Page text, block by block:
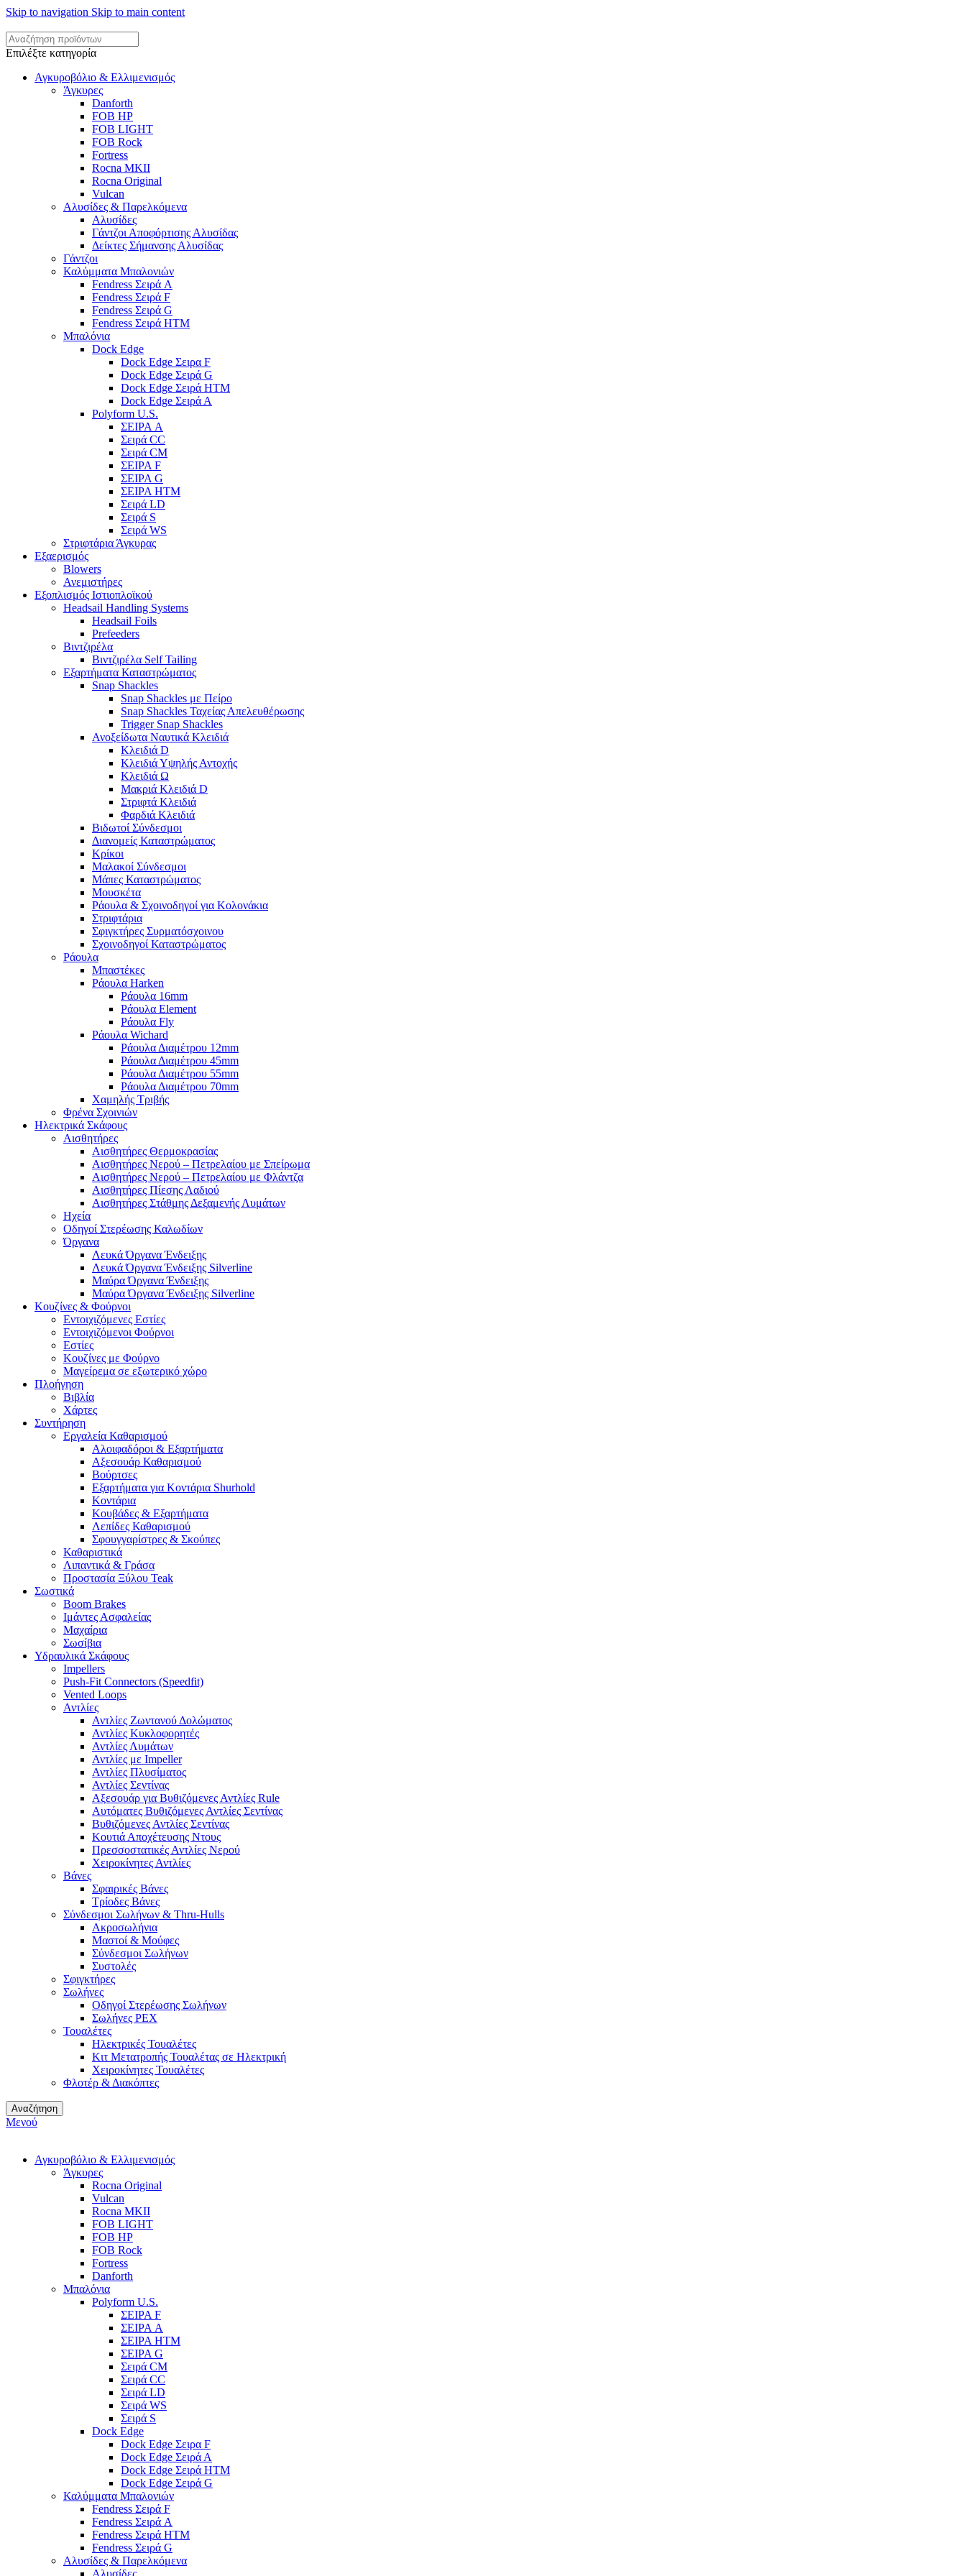
Skip to navigation Skip to main content
Επιλέξτε κατηγορία
Αγκυροβόλιο & Ελλιμενισμός
Άγκυρες
Danforth
FOB HP
FOB LIGHT
FOB Rock
Fortress
Rocna MKII
Rocna Original
Vulcan
Αλυσίδες & Παρελκόμενα
Αλυσίδες
Γάντζοι Αποφόρτισης Αλυσίδας
Δείκτες Σήμανσης Αλυσίδας
Γάντζοι
Καλύμματα Μπαλονιών
Fendress Σειρά A
Fendress Σειρά F
Fendress Σειρά G
Fendress Σειρά HTM
Μπαλόνια
Dock Edge
Dock Edge Σειρα F
Dock Edge Σειρά G
Dock Edge Σειρά HTM
Dock Edge Σειρά Α
Polyform U.S.
ΣΕΙΡΑ A
Σειρά CC
Σειρά CM
ΣΕΙΡΑ F
ΣΕΙΡΑ G
ΣΕΙΡΑ HTM
Σειρά LD
Σειρά S
Σειρά WS
Στριφτάρια Άγκυρας
Εξαερισμός
Blowers
Ανεμιστήρες
Εξοπλισμός Ιστιοπλοϊκού
Headsail Handling Systems
Headsail Foils
Prefeeders
Βιντζιρέλα
Βιντζιρέλα Self Tailing
Εξαρτήματα Καταστρώματος
Snap Shackles
Snap Shackles με Πείρο
Snap Shackles Ταχείας Απελευθέρωσης
Trigger Snap Shackles
Ανοξείδωτα Ναυτικά Κλειδιά
Κλειδιά D
Κλειδιά Υψηλής Αντοχής
Κλειδιά Ω
Μακριά Κλειδιά D
Στριφτά Κλειδιά
Φαρδιά Κλειδιά
Βιδωτοί Σύνδεσμοι
Διανομείς Καταστρώματος
Κρίκοι
Μαλακοί Σύνδεσμοι
Μάπες Καταστρώματος
Μουσκέτα
Ράουλα & Σχοινοδηγοί για Κολονάκια
Στριφτάρια
Σφιγκτήρες Συρματόσχοινου
Σχοινοδηγοί Καταστρώματος
Ράουλα
Μπαστέκες
Ράουλα Harken
Ράουλα 16mm
Ράουλα Element
Ράουλα Fly
Ράουλα Wichard
Ράουλα Διαμέτρου 12mm
Ράουλα Διαμέτρου 45mm
Ράουλα Διαμέτρου 55mm
Ράουλα Διαμέτρου 70mm
Χαμηλής Τριβής
Φρένα Σχοινιών
Ηλεκτρικά Σκάφους
Αισθητήρες
Αισθητήρες Θερμοκρασίας
Αισθητήρες Νερού – Πετρελαίου με Σπείρωμα
Αισθητήρες Νερού – Πετρελαίου με Φλάντζα
Αισθητήρες Πίεσης Λαδιού
Αισθητήρες Στάθμης Δεξαμενής Λυμάτων
Ηχεία
Οδηγοί Στερέωσης Καλωδίων
Όργανα
Λευκά Όργανα Ένδειξης
Λευκά Όργανα Ένδειξης Silverline
Μαύρα Όργανα Ένδειξης
Μαύρα Όργανα Ένδειξης Silverline
Κουζίνες & Φούρνοι
Εντοιχιζόμενες Εστίες
Εντοιχιζόμενοι Φούρνοι
Εστίες
Κουζίνες με Φούρνο
Μαγείρεμα σε εξωτερικό χώρο
Πλοήγηση
Βιβλία
Χάρτες
Συντήρηση
Εργαλεία Καθαρισμού
Αλοιφαδόροι & Εξαρτήματα
Αξεσουάρ Καθαρισμού
Βούρτσες
Εξαρτήματα για Κοντάρια Shurhold
Κοντάρια
Κουβάδες & Εξαρτήματα
Λεπίδες Καθαρισμού
Σφουγγαρίστρες & Σκούπες
Καθαριστικά
Λιπαντικά & Γράσα
Προστασία Ξύλου Teak
Σωστικά
Boom Brakes
Ιμάντες Ασφαλείας
Μαχαίρια
Σωσίβια
Υδραυλικά Σκάφους
Impellers
Push-Fit Connectors (Speedfit)
Vented Loops
Αντλίες
Αντλίες Ζωντανού Δολώματος
Αντλίες Κυκλοφορητές
Αντλίες Λυμάτων
Αντλίες με Impeller
Αντλίες Πλυσίματος
Αντλίες Σεντίνας
Αξεσουάρ για Βυθιζόμενες Αντλίες Rule
Αυτόματες Βυθιζόμενες Αντλίες Σεντίνας
Βυθιζόμενες Αντλίες Σεντίνας
Κουτιά Αποχέτευσης Ντους
Πρεσσοστατικές Αντλίες Νερού
Χειροκίνητες Αντλίες
Βάνες
Σφαιρικές Βάνες
Τρίοδες Βάνες
Σύνδεσμοι Σωλήνων & Thru-Hulls
Ακροσωλήνια
Μαστοί & Μούφες
Σύνδεσμοι Σωλήνων
Συστολές
Σφιγκτήρες
Σωλήνες
Οδηγοί Στερέωσης Σωλήνων
Σωλήνες PEX
Τουαλέτες
Ηλεκτρικές Τουαλέτες
Κιτ Μετατροπής Τουαλέτας σε Ηλεκτρική
Χειροκίνητες Τουαλέτες
Φλοτέρ & Διακόπτες
Αναζήτηση
Μενού
Αγκυροβόλιο & Ελλιμενισμός
Άγκυρες
Rocna Original
Vulcan
Rocna MKII
FOB LIGHT
FOB HP
FOB Rock
Fortress
Danforth
Μπαλόνια
Polyform U.S.
ΣΕΙΡΑ F
ΣΕΙΡΑ A
ΣΕΙΡΑ HTM
ΣΕΙΡΑ G
Σειρά CM
Σειρά CC
Σειρά LD
Σειρά WS
Σειρά S
Dock Edge
Dock Edge Σειρα F
Dock Edge Σειρά Α
Dock Edge Σειρά HTM
Dock Edge Σειρά G
Καλύμματα Μπαλονιών
Fendress Σειρά F
Fendress Σειρά A
Fendress Σειρά HTM
Fendress Σειρά G
Αλυσίδες & Παρελκόμενα
Αλυσίδες